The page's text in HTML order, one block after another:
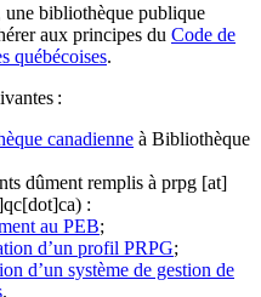
bibliothèque publique
aux principes du Code de
québécoises.
:
canadienne à Bibliothèque
dûment remplis à prpg [at]
:
au PEB;
d’un profil PRPG;
d’un système de gestion de
.